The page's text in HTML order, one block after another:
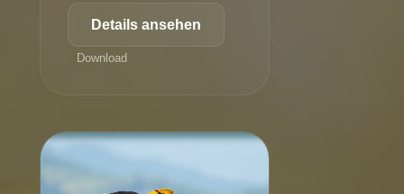
Details ansehen
Download